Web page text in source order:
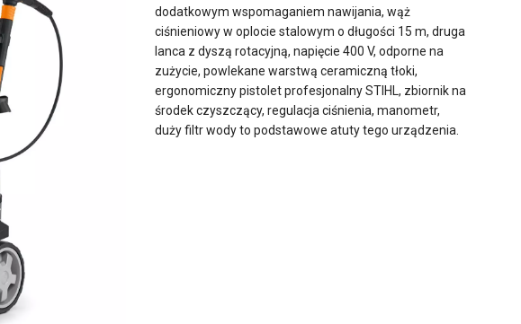
dodatkowym wspomaganiem nawijania, wąż
ciśnieniowy w oplocie stalowym o długości 15 m, druga
lanca z dyszą rotacyjną, napięcie 400 V, odporne na
zużycie, powlekane warstwą ceramiczną tłoki,
ergonomiczny pistolet profesjonalny STIHL, zbiornik na
środek czyszczący, regulacja ciśnienia, manometr,
duży filtr wody to podstawowe atuty tego urządzenia.